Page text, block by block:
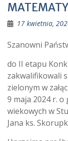
17 kwietnia,
Szanowni
do II etapu
zakwalifikowali
zielonym w
9 maja 2024 r.
wiekowych w
Jana ks.